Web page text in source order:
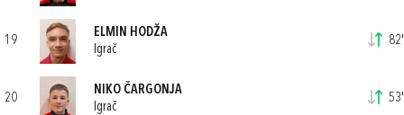
19
ELMIN HODŽA
Igrač
82'
20
NIKO ČARGONJA
Igrač
53'